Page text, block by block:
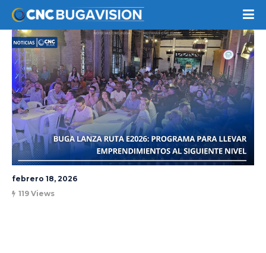
febrero 18, 2026
119 Views